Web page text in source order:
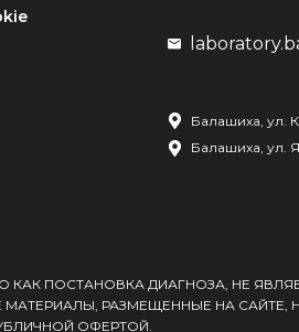
Балашиха, ул.
Балашиха, ул.
ПОСТАНОВКА ДИАГНОЗА, НЕ
РАЗМЕЩЕННЫЕ НА САЙТЕ,
ОФЕРТОЙ.